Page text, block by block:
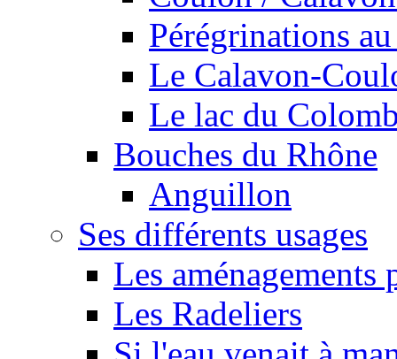
Pérégrinations
Le Calavon-
Le lac du
Bouches du Rhône
Anguillon
Ses différents usages
Les
Les Radeliers